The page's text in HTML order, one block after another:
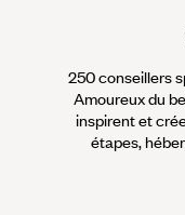
250 conseillers
Amoureux du
inspirent et
étapes,